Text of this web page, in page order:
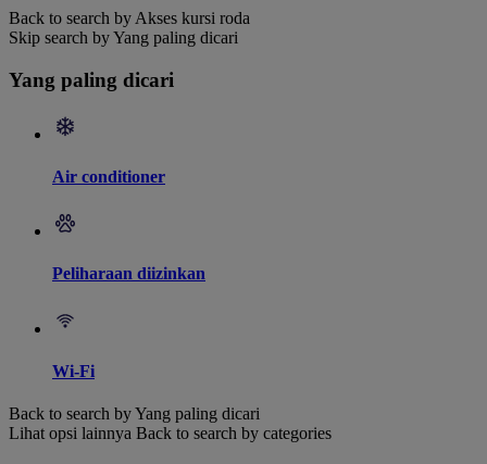
Back to search by Akses kursi roda
Skip search by Yang paling dicari
Yang paling dicari
Air conditioner
Peliharaan diizinkan
Wi-Fi
Back to search by Yang paling dicari
Lihat opsi lainnya Back to search by categories